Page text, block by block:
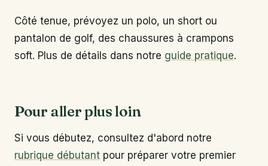
Côté tenue, prévoyez un polo, un short ou
pantalon de golf, des chaussures à crampons
soft. Plus de détails dans notre guide pratique.
Pour aller plus loin
Si vous débutez, consultez d'abord notre
rubrique débutant pour préparer votre premier